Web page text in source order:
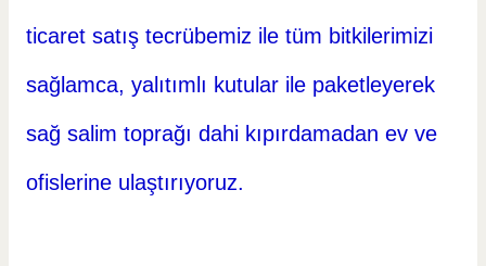
ticaret satış tecrübemiz ile tüm bitkilerimizi
sağlamca, yalıtımlı kutular ile paketleyerek
sağ salim toprağı dahi kıpırdamadan ev ve
ofislerine ulaştırıyoruz.